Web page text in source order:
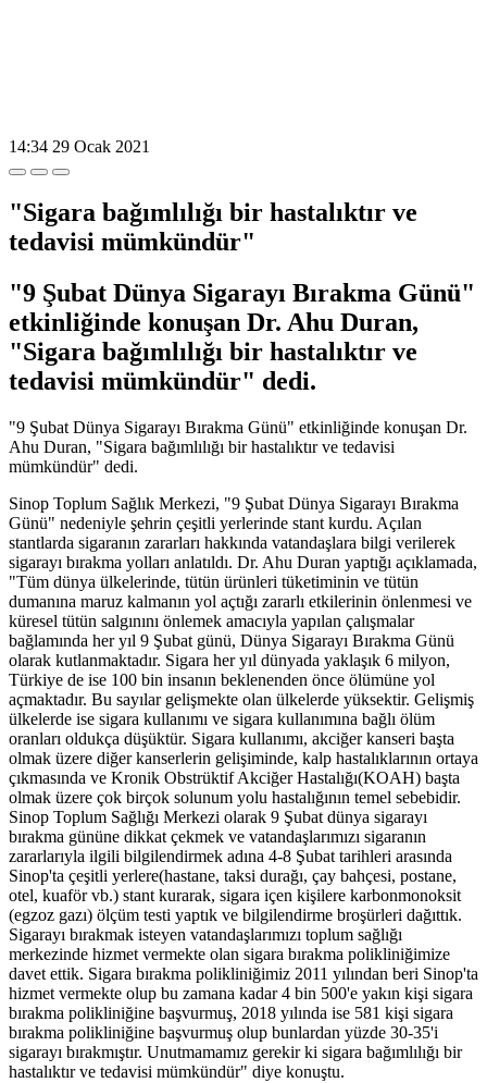
14:34 29 Ocak 2021
"Sigara bağımlılığı bir hastalıktır ve
tedavisi mümkündür"
"9 Şubat Dünya Sigarayı Bırakma Günü"
etkinliğinde konuşan Dr. Ahu Duran,
"Sigara bağımlılığı bir hastalıktır ve
tedavisi mümkündür" dedi.
"9 Şubat Dünya Sigarayı Bırakma Günü" etkinliğinde konuşan Dr.
Ahu Duran, "Sigara bağımlılığı bir hastalıktır ve tedavisi
mümkündür" dedi.
Sinop Toplum Sağlık Merkezi, "9 Şubat Dünya Sigarayı Bırakma
Günü" nedeniyle şehrin çeşitli yerlerinde stant kurdu. Açılan
stantlarda sigaranın zararları hakkında vatandaşlara bilgi verilerek
sigarayı bırakma yolları anlatıldı. Dr. Ahu Duran yaptığı açıklamada,
"Tüm dünya ülkelerinde, tütün ürünleri tüketiminin ve tütün
dumanına maruz kalmanın yol açtığı zararlı etkilerinin önlenmesi ve
küresel tütün salgınını önlemek amacıyla yapılan çalışmalar
bağlamında her yıl 9 Şubat günü, Dünya Sigarayı Bırakma Günü
olarak kutlanmaktadır. Sigara her yıl dünyada yaklaşık 6 milyon,
Türkiye de ise 100 bin insanın beklenenden önce ölümüne yol
açmaktadır. Bu sayılar gelişmekte olan ülkelerde yüksektir. Gelişmiş
ülkelerde ise sigara kullanımı ve sigara kullanımına bağlı ölüm
oranları oldukça düşüktür. Sigara kullanımı, akciğer kanseri başta
olmak üzere diğer kanserlerin gelişiminde, kalp hastalıklarının ortaya
çıkmasında ve Kronik Obstrüktif Akciğer Hastalığı(KOAH) başta
olmak üzere çok birçok solunum yolu hastalığının temel sebebidir.
Sinop Toplum Sağlığı Merkezi olarak 9 Şubat dünya sigarayı
bırakma gününe dikkat çekmek ve vatandaşlarımızı sigaranın
zararlarıyla ilgili bilgilendirmek adına 4-8 Şubat tarihleri arasında
Sinop'ta çeşitli yerlere(hastane, taksi durağı, çay bahçesi, postane,
otel, kuaför vb.) stant kurarak, sigara içen kişilere karbonmonoksit
(egzoz gazı) ölçüm testi yaptık ve bilgilendirme broşürleri dağıttık.
Sigarayı bırakmak isteyen vatandaşlarımızı toplum sağlığı
merkezinde hizmet vermekte olan sigara bırakma polikliniğimize
davet ettik. Sigara bırakma polikliniğimiz 2011 yılından beri Sinop'ta
hizmet vermekte olup bu zamana kadar 4 bin 500'e yakın kişi sigara
bırakma polikliniğine başvurmuş, 2018 yılında ise 581 kişi sigara
bırakma polikliniğine başvurmuş olup bunlardan yüzde 30-35'i
sigarayı bırakmıştır. Unutmamamız gerekir ki sigara bağımlılığı bir
hastalıktır ve tedavisi mümkündür" diye konuştu.